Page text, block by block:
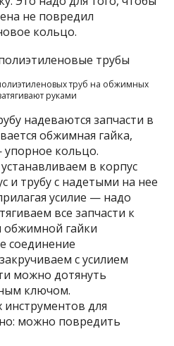
не повредил
кольцо.
труб на обжимных
руками
надеваются запчасти в
обжимная гайка,
кольцо.
в корпус
и трубу с надетыми на нее
усилие — надо
все запчасти к
гайки
соединение
с усилием
можно дотянуть
ключом.
инструментов для
можно повредить